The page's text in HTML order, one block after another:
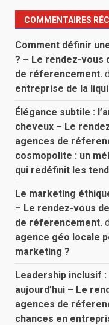
COMMENTAIRES
Comment définir
? – Le rendez-vous
de réferencement.
entreprise de la
Élégance subtile :
cheveux – Le
agences de
cosmopolite : un
qui redéfinit les
Le marketing
– Le rendez-vous
de réferencement.
agence géo locale
marketing ?
Leadership inclusif
aujourd’hui – Le
agences de
chances en